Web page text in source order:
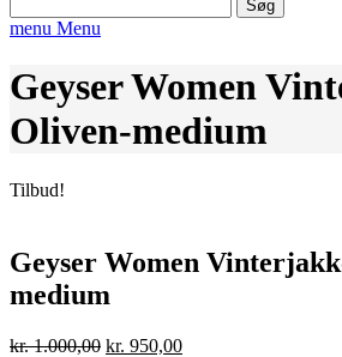
efter:
menu Menu
Geyser Women
Oliven-medium
Tilbud!
Geyser Women
medium
kr.1.000,00 Den
kr. 950,00Den